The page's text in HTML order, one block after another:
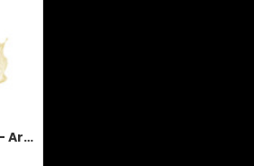
Coffee X-Presso - Aroma Vanília